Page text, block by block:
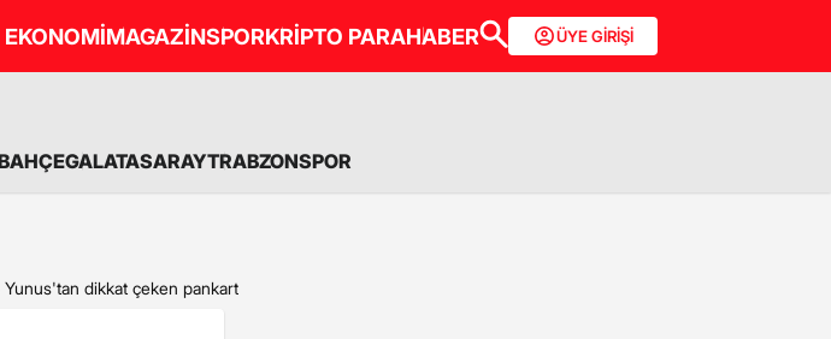
EKONOMİMAGAZİNSPORKRİPTO PARAHABER ÜYE GİRİŞİ
GALATASARAYTRABZONSPOR
Yunus'tan dikkat çeken pankart